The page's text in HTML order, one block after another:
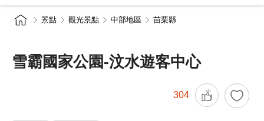
景點 觀光景點 中部地區 苗栗縣
雪霸國家公園-汶水遊客中心
304